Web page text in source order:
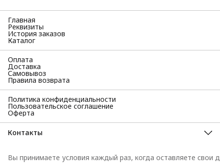
Главная
Реквизиты
История заказов
Каталог
Оплата
Доставка
Самовывоз
Правила возврата
Политика конфиденциальности
Пользовательское соглашение
Оферта
Контакты
офис 33
Вы принимаете условия каждый раз, когда оставляете